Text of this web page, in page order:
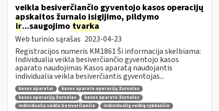
veikla besiverčiančio gyventojo kasos operacijų
apskaitos žurnalo įsigijimo, pildymo
ir...saugojimo tvarka
Web turinio sąrašas 2023-04-23
Registracijos numeris KM1861 Ši informacija skelbiama:
Individualia veikla besiverčiančio gyventojo kasos
aparato naudojimas Kasos aparatą naudojantis
individualia veikla besiverčiantis gyventojas...
kasos aparatai
kasos aparato operacijų žurnalas
kasos operacijų žurnalas
kasos aparato žurnalas
individualia veikla besiverčiančio
individualią veiklą vykdančio